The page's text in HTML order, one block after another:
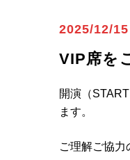
2025/12/15
VIP席を
開演（
ます。
ご理解ご協力